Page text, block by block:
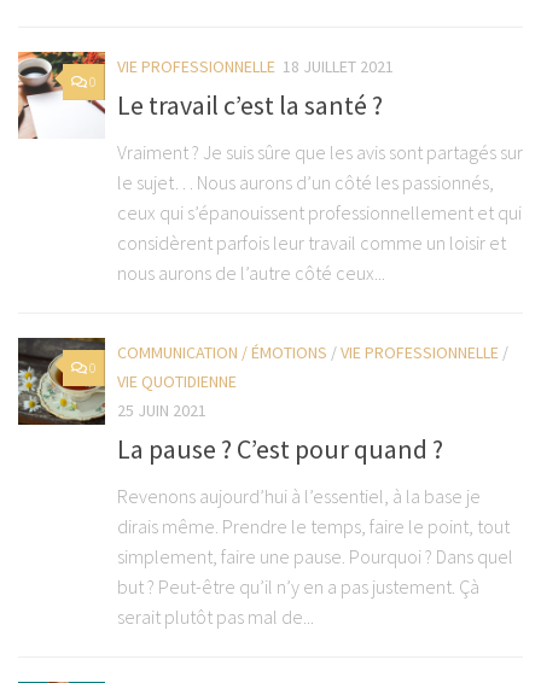
0
VIE PROFESSIONNELLE 18 JUILLET 2021
Le travail c’est la santé ?
Vraiment ? Je suis sûre que les avis sont partagés sur
le sujet… Nous aurons d’un côté les passionnés,
ceux qui s’épanouissent professionnellement et qui
considèrent parfois leur travail comme un loisir et
nous aurons de l’autre côté ceux...
0
COMMUNICATION / ÉMOTIONS /VIE PROFESSIONNELLE /
VIE QUOTIDIENNE
25 JUIN 2021
La pause ? C’est pour quand ?
Revenons aujourd’hui à l’essentiel, à la base je
dirais même. Prendre le temps, faire le point, tout
simplement, faire une pause. Pourquoi ? Dans quel
but ? Peut-être qu’il n’y en a pas justement. Çà
serait plutôt pas mal de...